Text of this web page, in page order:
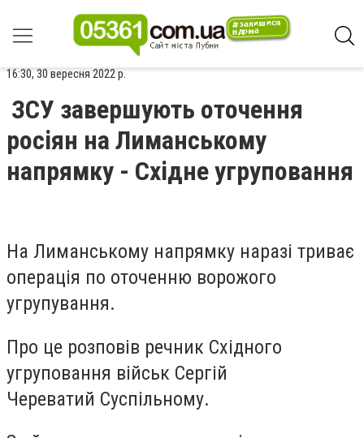
16:30, 30 вересня 2022 р.
ЗСУ завершують оточення
росіян на Лиманському
напрямку - Східне угруповання
На Лиманському напрямку наразі триває
операція по оточенню ворожого
угрупування.
Про це розповів речник Східного
угруповання військ Сергій
Череватий Суспільному.